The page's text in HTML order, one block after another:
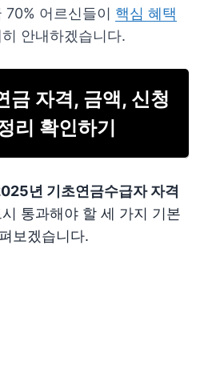
70% 어르신들이 핵심 혜택
안내하겠습니다.
자격, 금액, 신청
리 확인하기
년 기초연금수급자 자격
통과해야 할 세 가지 기본
보겠습니다.